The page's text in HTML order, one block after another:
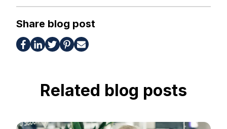
Share blog post
Related blog posts